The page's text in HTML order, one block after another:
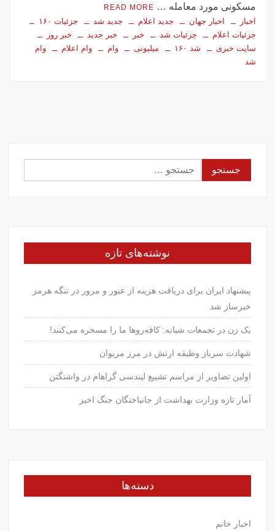
مسکونی مورد معامله … READ MORE
اخبار اخبار جهان جدید اعلام جدید شد
جزئیات ۱۶۰
جزئیات اعلام
جزئیات شد خبر خبر جدید
خبر روز
سایت خبری
شد ۱۶۰ میلیونی وام وام اعلام
وام
شد
جستجو
برای:
نوشته‌های تازه
پیشنهاد ایران برای دریافت هزینه از عبور و مرور در تنگه هرمز
خبرساز شد
یک زن در تجمعات شبانه: کافه‌روها ما را مسخره می‌کنند!
شهادت سرباز وظیفه ارتش در مرز مریوان
اولین تصاویر از مراسم تشییع لیندسی گراهام در واشنگتن
آمار تازه وزارت بهداشت از جانباختگان جنگ اخیر
دسته‌ها
اخبار خانم